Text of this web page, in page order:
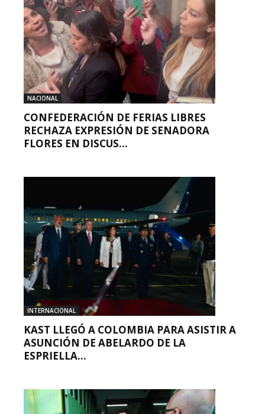
NACIONAL
CONFEDERACIÓN DE FERIAS LIBRES
RECHAZA EXPRESIÓN DE SENADORA
FLORES EN DISCUS...
INTERNACIONAL
KAST LLEGÓ A COLOMBIA PARA ASISTIR A
ASUNCIÓN DE ABELARDO DE LA
ESPRIELLA...